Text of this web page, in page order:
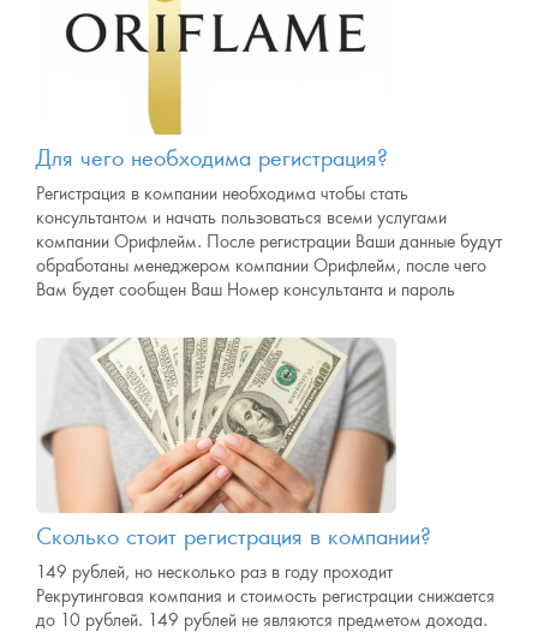
Для чего необходима регистрация?
Регистрация в компании необходима чтобы стать
консультантом и начать пользоваться всеми услугами
компании Орифлейм. После регистрации Ваши данные будут
обработаны менеджером компании Орифлейм, после чего
Вам будет сообщен Ваш Номер консультанта и пароль
Сколько стоит регистрация в компании?
149 рублей, но несколько раз в году проходит
Рекрутинговая компания и стоимость регистрации снижается
до 10 рублей. 149 рублей не являются предметом дохода.